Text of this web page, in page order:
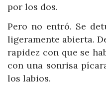
por los dos.
Pero no entró. Se
ligeramente abierta.
rapidez con que se
con una sonrisa
los labios.